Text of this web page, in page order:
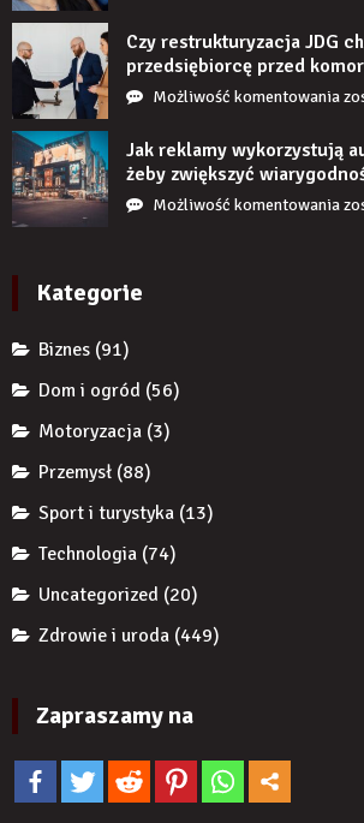
nie
Czy restrukturyzacja JDG
przedsiębiorcę przed
Możliwość komentowania
Jak reklamy wykorzystują
żeby zwiększyć
Możliwość komentowania
Kategorie
Biznes (91)
Dom i ogród (56)
Motoryzacja (3)
Przemysł (88)
Sport i turystyka (13)
Technologia (74)
Uncategorized (20)
Zdrowie i uroda (449)
Zapraszamy na